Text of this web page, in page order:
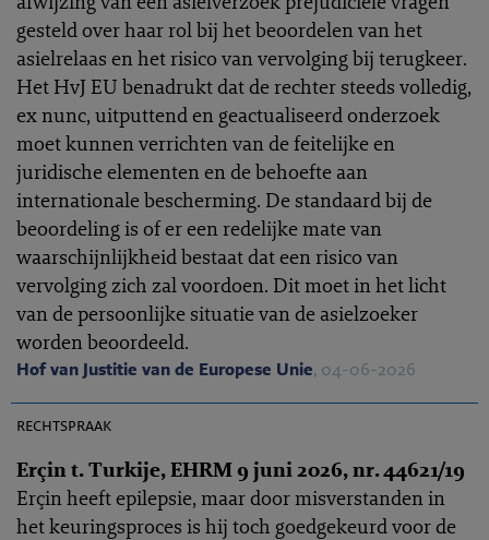
gesteld over haar rol bij het beoordelen van het
asielrelaas en het risico van vervolging bij terugkeer.
Het HvJ EU benadrukt dat de rechter steeds volledig,
ex nunc, uitputtend en geactualiseerd onderzoek
moet kunnen verrichten van de feitelijke en
juridische elementen en de behoefte aan
internationale bescherming. De standaard bij de
beoordeling is of er een redelijke mate van
waarschijnlijkheid bestaat dat een risico van
vervolging zich zal voordoen. Dit moet in het licht
van de persoonlijke situatie van de asielzoeker
worden beoordeeld.
Hof van Justitie van de Europese Unie, 04-06-2026
rechtspraak
Erçin t. Turkije, EHRM 9 juni 2026, nr. 44621/19
Erçin heeft epilepsie, maar door misverstanden in
het keuringsproces is hij toch goedgekeurd voor de